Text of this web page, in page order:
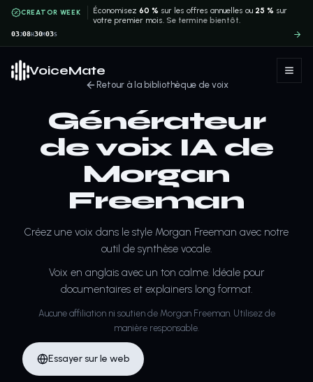
CREATOR WEEK Économisez60 % sur les offres annuelles ou 25 % sur
votre premier mois. Se termine bientôt.
03J08H 30M03S
VoiceMate
Retour à la bibliothèque de voix
Générateur
de voix IA de
Morgan
Freeman
Créez une voix dans le style Morgan Freeman avec notre
outil de synthèse vocale.
Voix en anglais avec un ton calme. Idéale pour
documentaires et explainers long format.
Aucune affiliation ni soutien de Morgan Freeman. Utilisez de
manière responsable.
Essayer sur le web